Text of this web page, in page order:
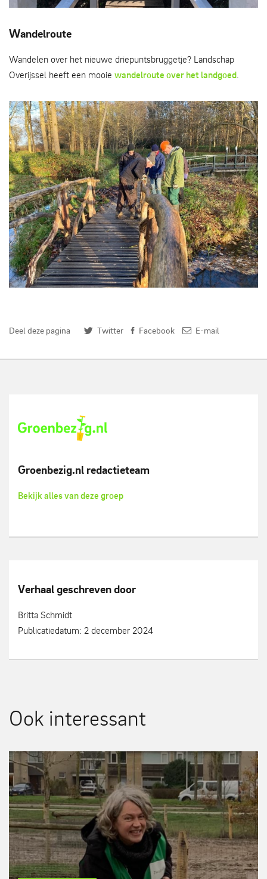
Wandelroute
Wandelen over het nieuwe driepuntsbruggetje? Landschap
Overijssel heeft een mooie wandelroute over het landgoed
Deel deze pagina Twitter Facebook E-mail
Groenbezig.nl redactieteam
Bekijk alles van deze groep
Verhaal geschreven door
Britta Schmidt
Publicatiedatum: 2 december 2024
Ook interessant